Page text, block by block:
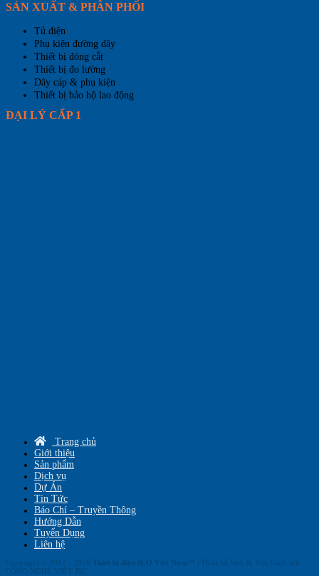
SẢN XUẤT & PHÂN PHỐI
Tủ điện
Phụ kiện đường dây
Thiết bị đóng cắt
Thiết bị đo lường
Dây cáp & phụ kiện
Thiết bị bảo hộ lao động
ĐẠI LÝ CẤP 1
Trang chủ
Giới thiệu
Sản phẩm
Dịch vụ
Dự Án
Tin Tức
Báo Chí – Truyền Thông
Hướng Dẫn
Tuyển Dụng
Liên hệ
Copyright © 2012 - 2026 Thiết bị điện ICO Việt Nam™ | Thiết kế Web & Vận hành bởi
CÔNG NGHỆ VIỆT JSC